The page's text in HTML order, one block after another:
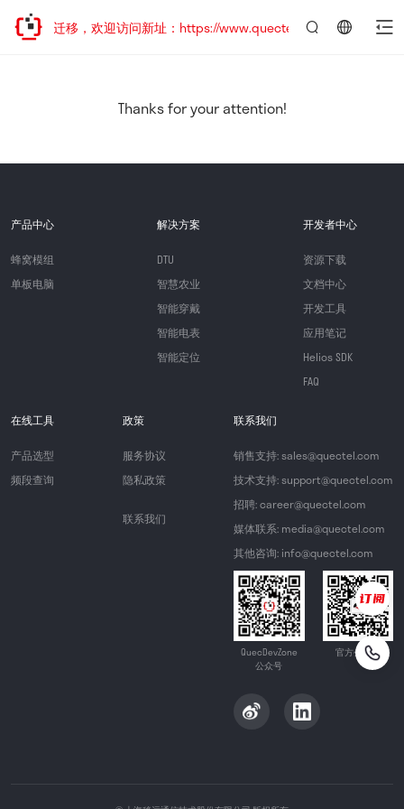
地址已迁移，欢迎访问新址：https://www.quectel.com.cn
Thanks for your attention!
产品中心
蜂窝模组
单板电脑
解决方案
DTU
智慧农业
智能穿戴
智能电表
智能定位
开发者中心
资源下载
文档中心
开发工具
应用笔记
Helios SDK
FAQ
在线工具
产品选型
频段查询
政策
服务协议
隐私政策
联系我们
联系我们
销售支持: sales@quectel.com
技术支持: support@quectel.com
招聘: career@quectel.com
媒体联系: media@quectel.com
其他咨询: info@quectel.com
QuecDevZone
公众号
官方公众号